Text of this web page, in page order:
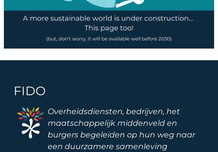
FIDO
Image
Overheidsdiensten, bedrijven, het
maatschappelijk middenveld en
burgers begeleiden op hun weg naar
een duurzamere samenleving